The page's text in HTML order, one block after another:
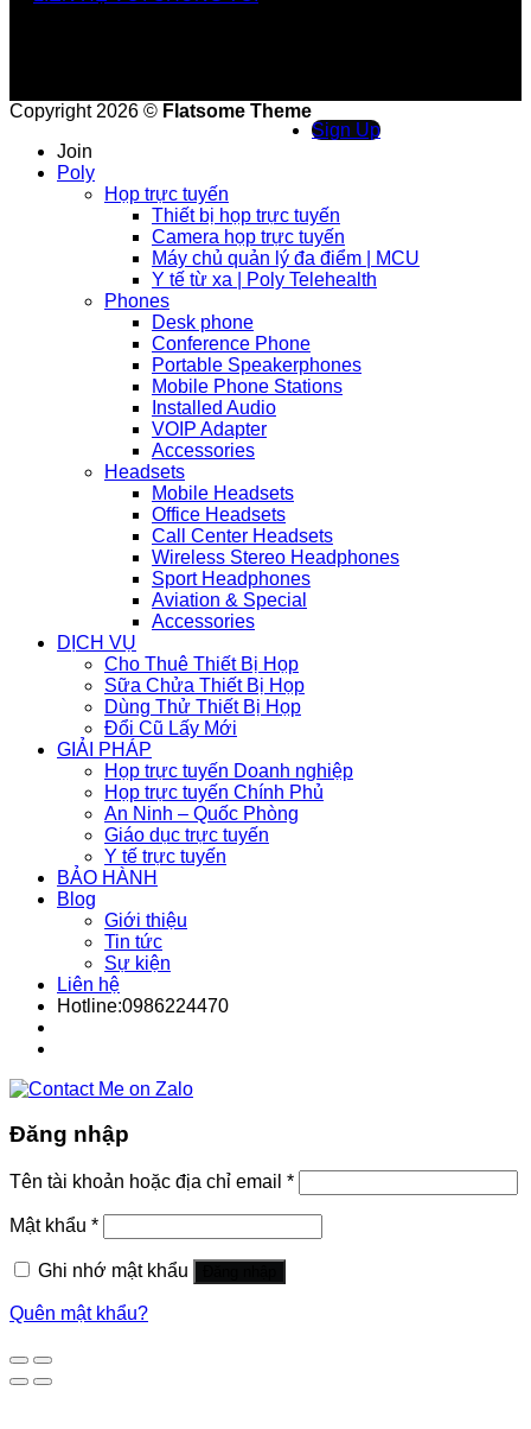
Copyright 2026 © Flatsome Theme
Sign Up
Join
Poly
Họp trực tuyến
Thiết bị họp trực tuyến
Camera họp trực tuyến
Máy chủ quản lý đa điểm | MCU
Y tế từ xa | Poly Telehealth
Phones
Desk phone
Conference Phone
Portable Speakerphones
Mobile Phone Stations
Installed Audio
VOIP Adapter
Accessories
Headsets
Mobile Headsets
Office Headsets
Call Center Headsets
Wireless Stereo Headphones
Sport Headphones
Aviation & Special
Accessories
DỊCH VỤ
Cho Thuê Thiết Bị Họp
Sữa Chửa Thiết Bị Họp
Dùng Thử Thiết Bị Họp
Đổi Cũ Lấy Mới
GIẢI PHÁP
Họp trực tuyến Doanh nghiệp
Họp trực tuyến Chính Phủ
An Ninh – Quốc Phòng
Giáo dục trực tuyến
Y tế trực tuyến
BẢO HÀNH
Blog
Giới thiệu
Tin tức
Sự kiện
Liên hệ
Hotline:0986224470
Đăng nhập
Tên tài khoản hoặc địa chỉ email *
Mật khẩu *
Ghi nhớ mật khẩu
Quên mật khẩu?